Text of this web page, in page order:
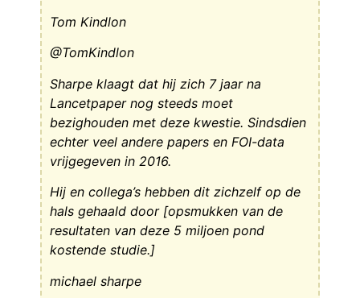
Tom Kindlon
@TomKindlon
Sharpe klaagt dat hij zich 7 jaar na
Lancetpaper nog steeds moet
bezighouden met deze kwestie. Sindsdien
echter veel andere papers en FOI-data
vrijgegeven in 2016.
Hij en collega’s hebben dit zichzelf op de
hals gehaald door [opsmukken van de
resultaten van deze 5 miljoen pond
kostende studie.]
michael sharpe